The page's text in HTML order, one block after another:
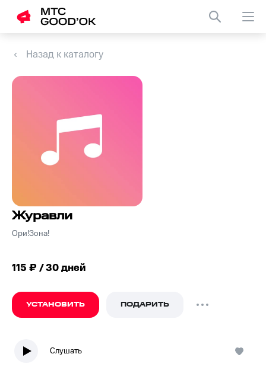
Назад к каталогу
Журавли
Ори!Зона!
115 ₽ / 30 дней
УСТАНОВИТЬ ПОДАРИТЬ
Слушать